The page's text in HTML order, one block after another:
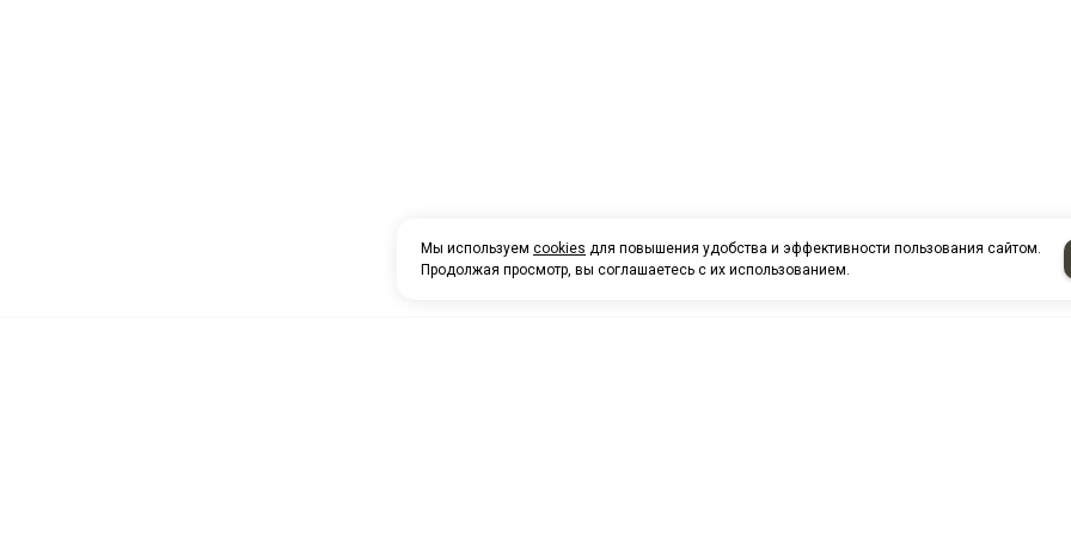
Мы используем cookies для повышения удобства и эффективности пользования сайтом.
Продолжая просмотр, вы соглашаетесь с их использованием.